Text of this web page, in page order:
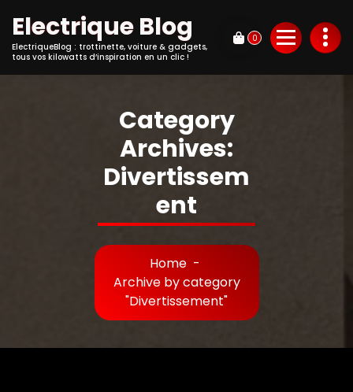
Electrique Blog
ElectriqueBlog : trottinette, voiture & gadgets,
tous vos kilowatts d’inspiration en un clic !
0
Category
Archives:
Divertissem
ent
Home -
Archive by category
"Divertissement"